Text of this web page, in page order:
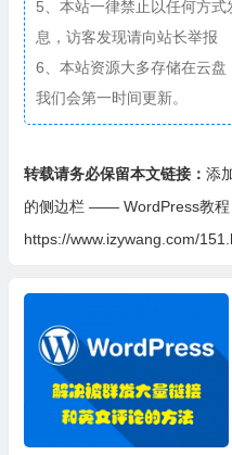
5、本站一律禁止以任何方
息，访客发现请向站长举报
6、本站资源大多存储在云
我们会第一时间更新。
转载请务必保留本文链接： 添
的侧边栏 —— WordPress教程
https://www.izywang.com/